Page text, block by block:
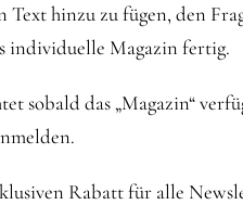
hinzu zu fügen, den
individuelle Magazin fertig.
sobald das „Magazin“
Rabatt für alle